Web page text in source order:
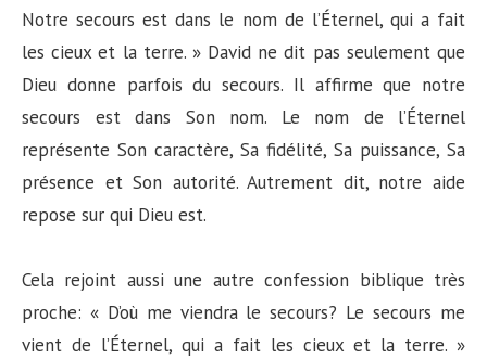
Notre secours est dans le nom de l’Éternel, qui a fait
les cieux et la terre. » David ne dit pas seulement que
Dieu donne parfois du secours. Il affirme que notre
secours est dans Son nom. Le nom de l’Éternel
représente Son caractère, Sa fidélité, Sa puissance, Sa
présence et Son autorité. Autrement dit, notre aide
repose sur qui Dieu est.
Cela rejoint aussi une autre confession biblique très
proche: « D’où me viendra le secours? Le secours me
vient de l’Éternel, qui a fait les cieux et la terre. »